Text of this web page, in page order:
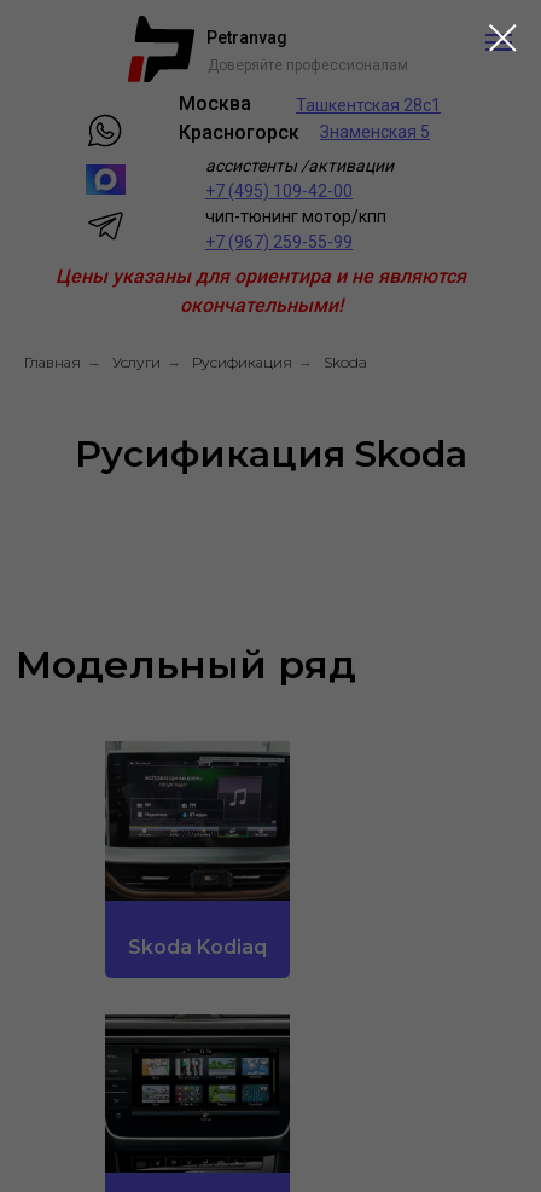
Ташкентская 28с1
Знаменская 5
ассистенты /активации
+7 (495) 109-42-00
чип-тюнинг мотор/кпп
+7 (967) 259-55-99
Москва
Красногорск
Petranvag
Доверяйте профессионалам
Цены указаны для ориентира и не являются
окончательными!
Главная → Услуги → Русификация → Skoda
Русификация Skoda
Модельный ряд
Skoda Kodiaq